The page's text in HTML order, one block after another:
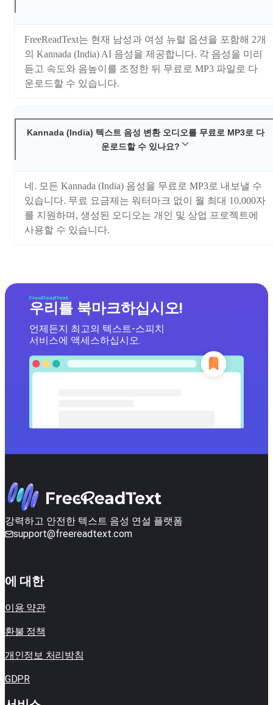
FreeReadText는 현재 남성과 여성 뉴럴 옵션을 포함해 2개
의 Kannada (India) AI 음성을 제공합니다. 각 음성을 미리
듣고 속도와 음높이를 조정한 뒤 무료로 MP3 파일로 다
운로드할 수 있습니다.
Kannada (India) 텍스트 음성 변환 오디오를 무료로 MP3로 다
운로드할 수 있나요?
네. 모든 Kannada (India) 음성을 무료로 MP3로 내보낼 수
있습니다. 무료 요금제는 워터마크 없이 월 최대 10,000자
를 지원하며, 생성된 오디오는 개인 및 상업 프로젝트에
사용할 수 있습니다.
우리를 북마크하십시오!
언제든지 최고의 텍스트-스피치
서비스에 액세스하십시오.
강력하고 안전한 텍스트 음성 연설 플랫폼
support@freereadtext.com
에 대한
이용 약관
환불 정책
개인정보 처리방침
GDPR